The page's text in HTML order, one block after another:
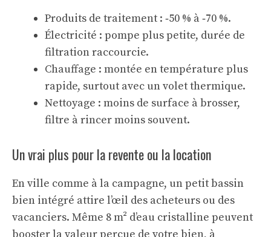
Produits de traitement : ‑50 % à ‑70 %.
Électricité : pompe plus petite, durée de
filtration raccourcie.
Chauffage : montée en température plus
rapide, surtout avec un volet thermique.
Nettoyage : moins de surface à brosser,
filtre à rincer moins souvent.
Un vrai plus pour la revente ou la location
En ville comme à la campagne, un petit bassin
bien intégré attire l’œil des acheteurs ou des
vacanciers. Même 8 m² d’eau cristalline peuvent